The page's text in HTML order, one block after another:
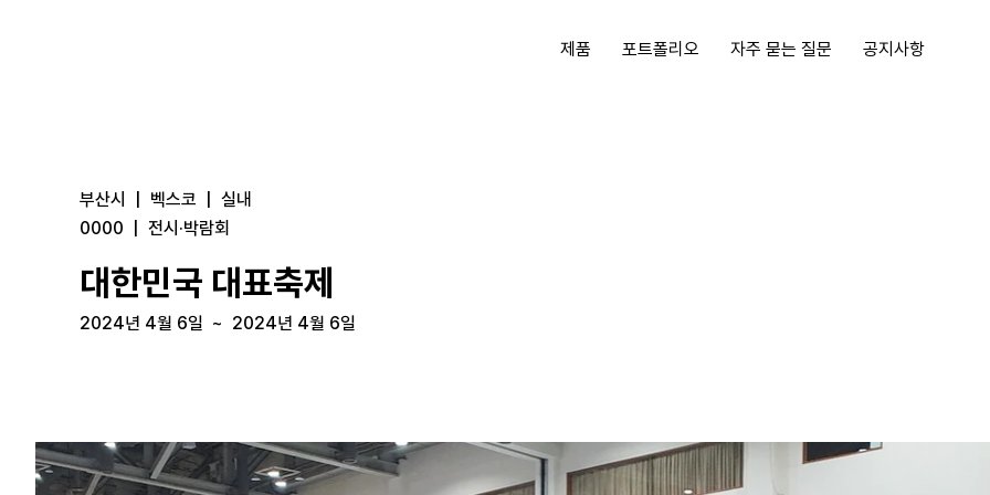
제품 포트폴리오 자주 묻는 질문 공지사항
부산시 벡스코
실내
0000
전시·박람회
대한민국 대표축제
2024년 4월 6일 ~ 2024년 4월 6일